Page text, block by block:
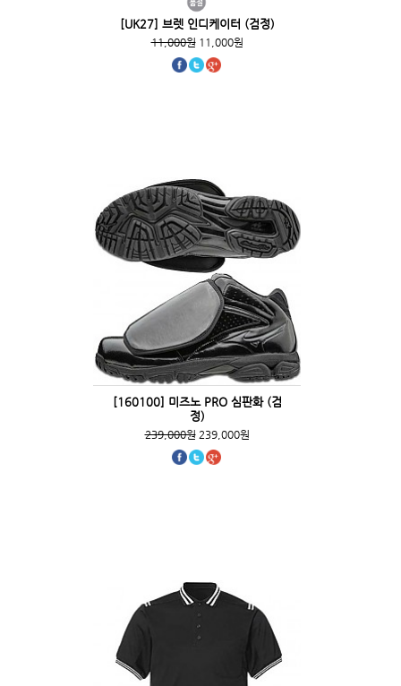
[UK27] 브렛 인디케이터 (검정)
11,000원11,000원
[160100] 미즈노 PRO 심판화 (검
정)
239,000원239,000원